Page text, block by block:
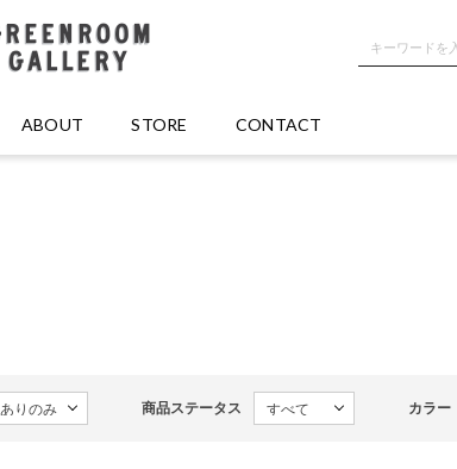
ABOUT STORE CONTACT
商品ステータス カラー